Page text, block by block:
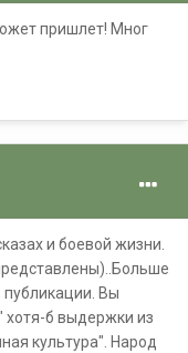
пришлет! Мног
и боевой жизни.
публикации. Вы
хотя-б выдержки из
культура". Народ